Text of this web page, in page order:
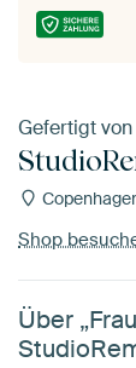
Gefertigt von
Shop
Über